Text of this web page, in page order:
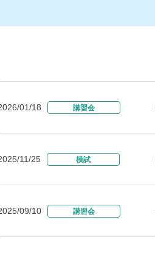
01/18 講習会
11/25 模試
09/10 講習会